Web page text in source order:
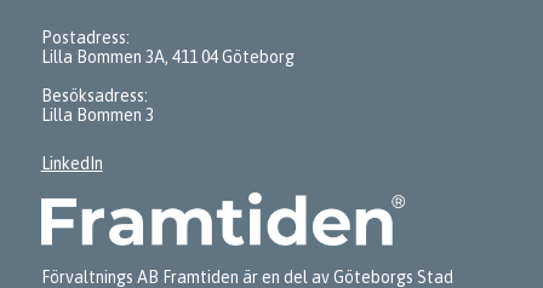
Postadress:
Lilla Bommen 3A, 411 04 Göteborg
Besöksadress:
Lilla Bommen 3
LinkedIn
Förvaltnings AB Framtiden är en del av Göteborgs Stad